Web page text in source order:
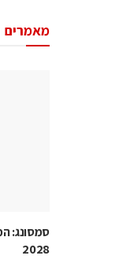
מאמרים
2028